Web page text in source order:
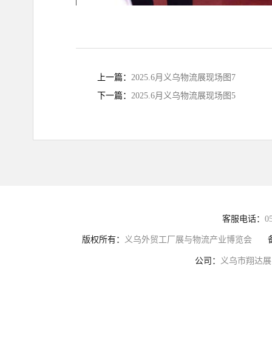
上一篇： 2025.6月义乌物流展现场图7
下一篇： 2025.6月义乌物流展现场图5
客服电话：
版权所有： 义乌外贸工厂展与物流产业博览会
公司： 义乌市翔达